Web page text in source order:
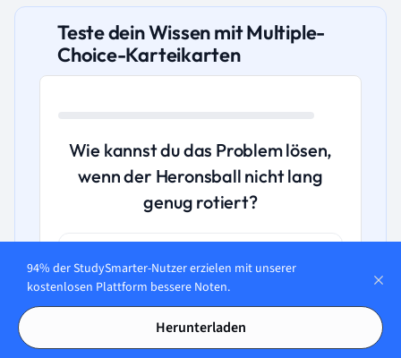
Teste dein Wissen mit Multiple-
Choice-Karteikarten
Wie kannst du das Problem lösen,
wenn der Heronsball nicht lang
genug rotiert?
den Ball entlüftest und neu aufbläst.
B. Mehr Gewicht sollte dem Heronsball
94% der StudySmarter-Nutzer erzielen mit unserer
kostenlosen Plattform bessere Noten.
Herunterladen